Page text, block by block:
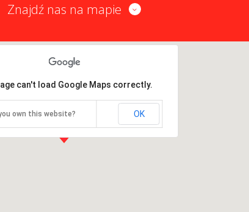
Znajdź nas na mapie
can't load Google Maps correctly.
own this website? OK